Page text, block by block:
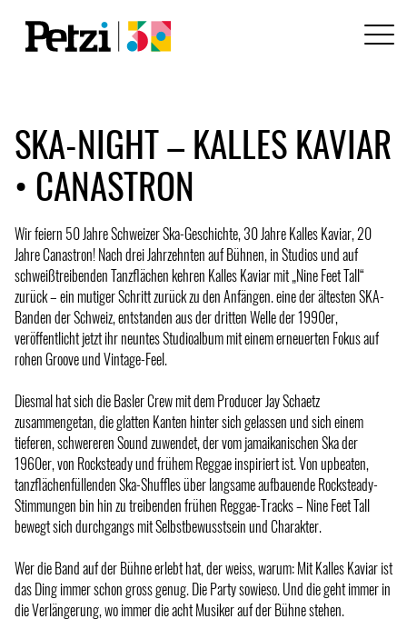
SKA-NIGHT – KALLES KAVIAR
• CANASTRON
Wir feiern 50 Jahre Schweizer Ska-Geschichte, 30 Jahre Kalles Kaviar, 20
Jahre Canastron! Nach drei Jahrzehnten auf Bühnen, in Studios und auf
schweißtreibenden Tanzflächen kehren Kalles Kaviar mit „Nine Feet Tall“
zurück – ein mutiger Schritt zurück zu den Anfängen. eine der ältesten SKA-
Banden der Schweiz, entstanden aus der dritten Welle der 1990er,
veröffentlicht jetzt ihr neuntes Studioalbum mit einem erneuerten Fokus auf
rohen Groove und Vintage-Feel.
Diesmal hat sich die Basler Crew mit dem Producer Jay Schaetz
zusammengetan, die glatten Kanten hinter sich gelassen und sich einem
tieferen, schwereren Sound zuwendet, der vom jamaikanischen Ska der
1960er, von Rocksteady und frühem Reggae inspiriert ist. Von upbeaten,
tanzflächenfüllenden Ska-Shuffles über langsame aufbauende Rocksteady-
Stimmungen bin hin zu treibenden frühen Reggae-Tracks – Nine Feet Tall
bewegt sich durchgangs mit Selbstbewusstsein und Charakter.
Wer die Band auf der Bühne erlebt hat, der weiss, warum: Mit Kalles Kaviar ist
das Ding immer schon gross genug. Die Party sowieso. Und die geht immer in
die Verlängerung, wo immer die acht Musiker auf der Bühne stehen.